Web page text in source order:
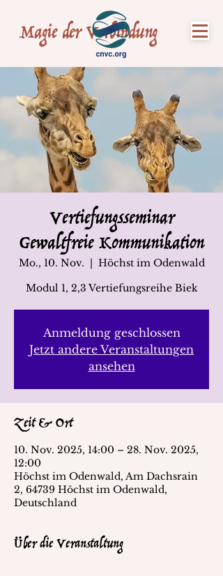
Magie der Verbindung
Vertiefungsseminar
Gewaltfreie Kommunikation
Mo., 10. Nov.
  |
Höchst im Odenwald
Modul 1, 2,3 Vertiefungsreihe Biek
Anmeldung geschlossen
Jetzt andere Veranstaltungen
ansehen
Zeit & Ort
10. Nov. 2025, 14:00 – 28. Nov. 2025,
12:00
Höchst im Odenwald, Am Dachsrain
2, 64739 Höchst im Odenwald,
Deutschland
Über die Veranstaltung